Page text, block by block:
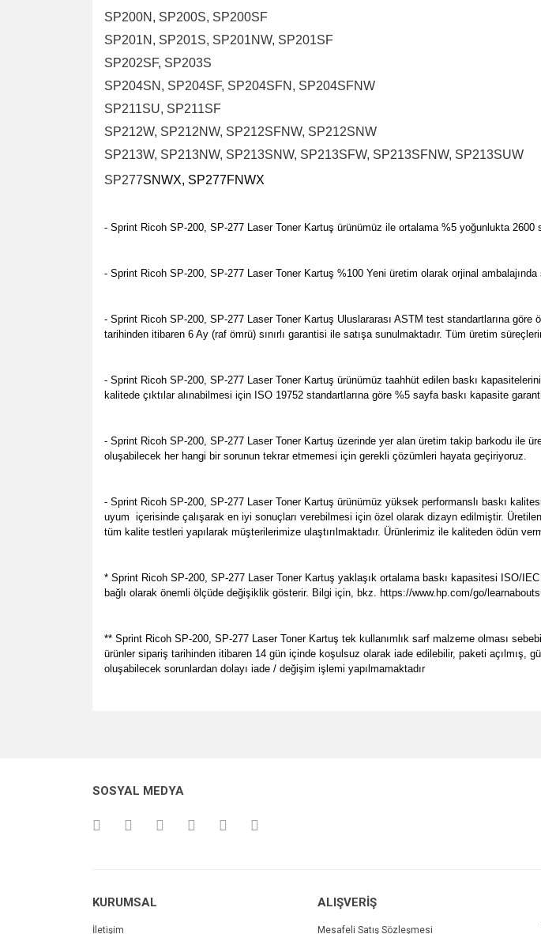
SP200N, SP200S, SP200SF
SP201N, SP201S, SP201NW, SP201SF
SP202SF, SP203S
SP204SN, SP204SF, SP204SFN, SP204SFNW
SP211SU, SP211SF
SP212W, SP212NW, SP212SFNW, SP212SNW
SP213W, SP213NW, SP213SNW, SP213SFW, SP213SFNW, SP213SUW
SP277SNWX, SP277FNWX
- Sprint Ricoh SP-200, SP-277 Laser Toner Kartuş ürünümüz ile ortalama %5 yoğunlukta 2600
- Sprint Ricoh SP-200, SP-277 Laser Toner Kartuş %100 Yeni üretim olarak orjinal
- Sprint Ricoh SP-200, SP-277 Laser Toner Kartuş Uluslararası ASTM test standartlarına
tarihinden itibaren 6 Ay (raf ömrü) sınırlı garantisi ile satışa sunulmaktadır. Tüm üretim
- Sprint Ricoh SP-200, SP-277 Laser Toner Kartuş ürünümüz taahhüt edilen baskı
kalitede çıktılar alınabilmesi için ISO 19752 standartlarına göre %5 sayfa baskı kapasite
- Sprint Ricoh SP-200, SP-277 Laser Toner Kartuş üzerinde yer alan üretim takip barkodu ile
oluşabilecek her hangi bir sorunun tekrar etmemesi için gerekli çözümleri hayata geçiriyoruz.
- Sprint Ricoh SP-200, SP-277 Laser Toner Kartuş ürünümüz yüksek performanslı baskı
uyum içerisinde çalışarak en iyi sonuçları verebilmesi için özel olarak dizayn edilmiştir.
tüm kalite testleri yapılarak müşterilerimize ulaştırılmaktadır. Ürünlerimiz ile kaliteden ödün
* Sprint Ricoh SP-200, SP-277 Laser Toner Kartuş yaklaşık ortalama baskı kapasitesi ISO/
bağlı olarak önemli ölçüde değişiklik gösterir. Bilgi için, bkz. https://www.hp.com/go/
** Sprint Ricoh SP-200, SP-277 Laser Toner Kartuş tek kullanımlık sarf malzeme olması
ürünler sipariş tarihinden itibaren 14 gün içinde koşulsuz olarak iade edilebilir, paketi açılmış,
oluşabilecek sorunlardan dolayı iade / değişim işlemi yapılmamaktadır
Ürün açıklamasında eksik bilgiler bulunuyor.
Site gayet güzel kullanışlı
SOSYAL MEDYA
KURUMSAL
İletişim
ALIŞVERİŞ
Mesafeli Satış Sözleşmesi